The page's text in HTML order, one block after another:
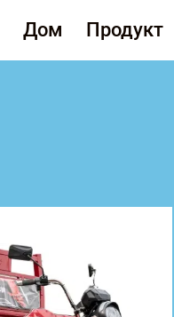
Дом Продукт